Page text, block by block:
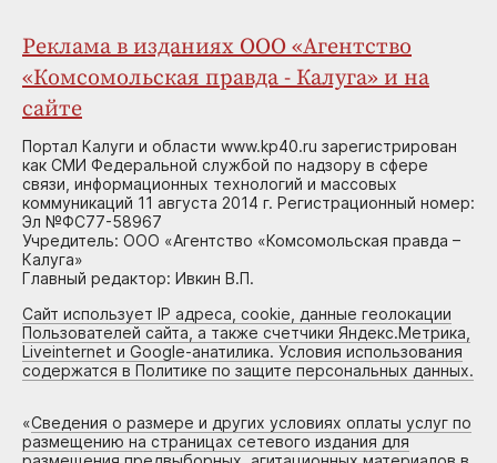
Реклама в изданиях ООО «Агентство
«Комсомольская правда - Калуга» и на
сайте
Портал Калуги и области www.kp40.ru зарегистрирован
как СМИ Федеральной службой по надзору в сфере
связи, информационных технологий и массовых
коммуникаций 11 августа 2014 г. Регистрационный номер:
Эл №ФС77-58967
Учредитель: ООО «Агентство «Комсомольская правда –
Калуга»
Главный редактор: Ивкин В.П.
Сайт использует IP адреса, cookie, данные геолокации
Пользователей сайта, а также счетчики Яндекс.Метрика,
Liveinternet и Google-анатилика. Условия использования
содержатся в Политике по защите персональных данных.
«Сведения о размере и других условиях оплаты услуг по
размещению на страницах сетевого издания для